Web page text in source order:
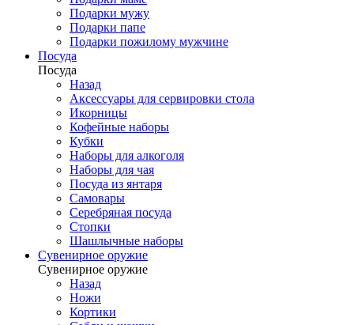
Подарки мужу
Подарки папе
Подарки пожилому мужчине
Посуда
Посуда
Назад
Аксессуары для сервировки стола
Икорницы
Кофейные наборы
Кубки
Наборы для алкоголя
Наборы для чая
Посуда из янтаря
Самовары
Серебряная посуда
Стопки
Шашлычные наборы
Сувенирное оружие
Сувенирное оружие
Назад
Ножи
Кортики